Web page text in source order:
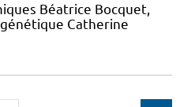
Béatrice Bocquet,
Catherine